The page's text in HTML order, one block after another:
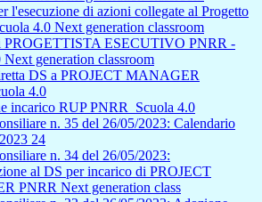
l'esecuzione di azioni collegate al Progetto
4.0 Next generation classroom
PROGETTISTA ESECUTIVO PNRR -
Next generation classroom
DS a PROJECT MANAGER
4.0
incarico RUP PNRR_Scuola 4.0
n. 35 del 26/05/2023: Calendario
24
n. 34 del 26/05/2023:
al DS per incarico di PROJECT
PNRR Next generation class